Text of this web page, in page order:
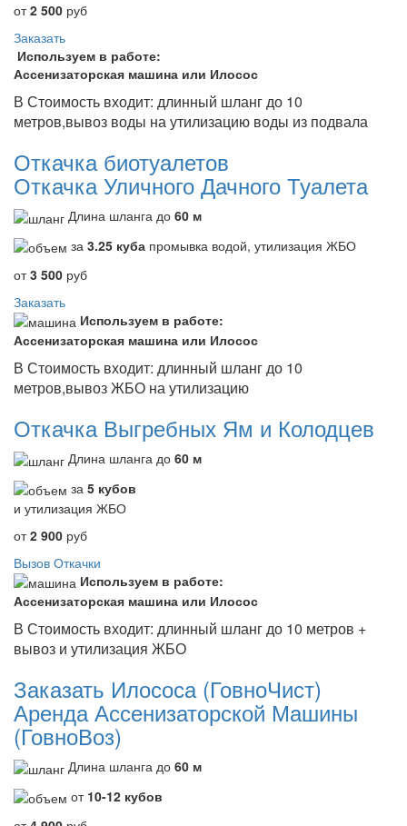
от2 500 руб
Заказать
Используем в работе:
Ассенизаторская машина или Илосос
В Стоимость входит: длинный шланг до 10
метров,вывоз воды на утилизацию воды из подвала
Откачка биотуалетов
Откачка Уличного Дачного Туалета
Длина шланга до 60 м
за 3.25 куба промывка водой, утилизация ЖБО
от3 500 руб
Заказать
Используем в работе:
Ассенизаторская машина или Илосос
В Стоимость входит: длинный шланг до 10
метров,вывоз ЖБО на утилизацию
Откачка Выгребных Ям и Колодцев
Длина шланга до 60 м
за 5 кубов
и утилизация ЖБО
от2 900 руб
Вызов Откачки
Используем в работе:
Ассенизаторская машина или Илосос
В Стоимость входит: длинный шланг до 10 метров +
вывоз и утилизация ЖБО
Заказать Илососа (ГовноЧист)
Аренда Ассенизаторской Машины
(ГовноВоз)
Длина шланга до 60 м
от 10-12 кубов